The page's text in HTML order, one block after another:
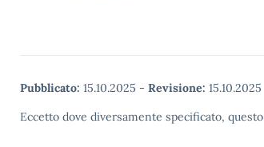
Pubblicato: 15.10.2025 - Revisione: 15.10.2025
Eccetto dove diversamente specificato,